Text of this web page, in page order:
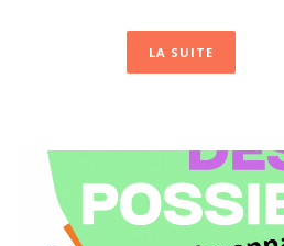
LA SUITE